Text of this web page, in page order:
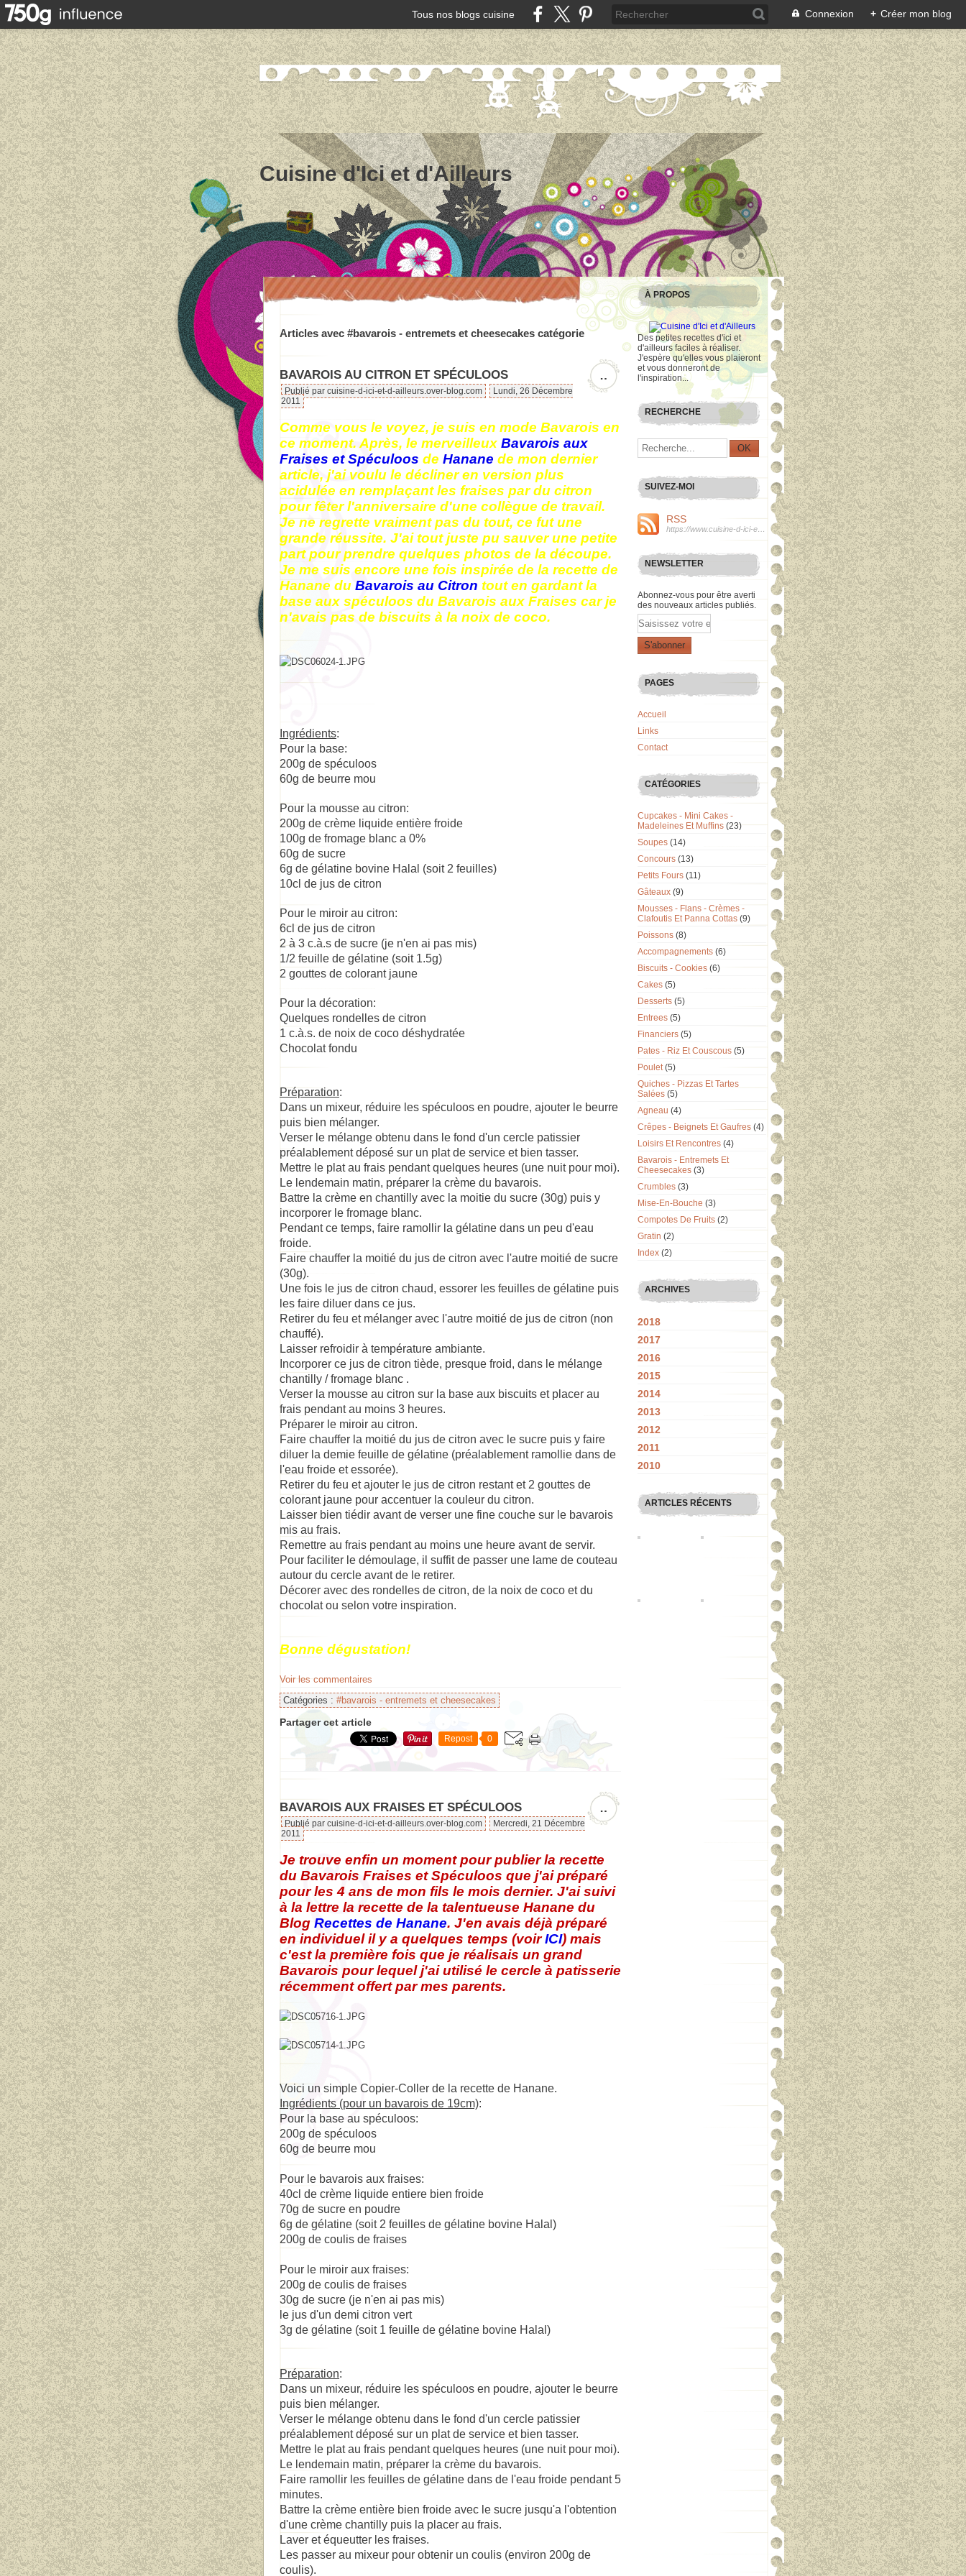
Tous nos blogs cuisine Connexion + Créer mon blog
Cuisine d'Ici et d'Ailleurs
Articles avec #bavarois - entremets et cheesecakes catégorie
…
BAVAROIS AU CITRON ET SPÉCULOOS
Publié par cuisine-d-ici-et-d-ailleurs.over-blog.com
Lundi, 26 Décembre
2011
Comme vous le voyez, je suis en mode Bavarois en
ce moment. Après, le merveilleux Bavarois aux
Fraises et Spéculoos de Hanane de mon dernier
article, j'ai voulu le décliner en version plus
acidulée en remplaçant les fraises par du citron
pour fêter l'anniversaire d'une collègue de travail.
Je ne regrette vraiment pas du tout, ce fut une
grande réussite. J'ai tout juste pu sauver une petite
part pour prendre quelques photos de la découpe.
Je me suis encore une fois inspirée de la recette de
Hanane du Bavarois au Citron tout en gardant la
base aux spéculoos du Bavarois aux Fraises car je
n'avais pas de biscuits à la noix de coco.
Ingrédients:
Pour la base:
200g de spéculoos
60g de beurre mou
Pour la mousse au citron:
200g de crème liquide entière froide
100g de fromage blanc a 0%
60g de sucre
6g de gélatine bovine Halal (soit 2 feuilles)
10cl de jus de citron
Pour le miroir au citron:
6cl de jus de citron
2 à 3 c.à.s de sucre (je n'en ai pas mis)
1/2 feuille de gélatine (soit 1.5g)
2 gouttes de colorant jaune
Pour la décoration:
Quelques rondelles de citron
1 c.à.s. de noix de coco déshydratée
Chocolat fondu
Préparation:
Dans un mixeur, réduire les spéculoos en poudre, ajouter le beurre
puis bien mélanger.
Verser le mélange obtenu dans le fond d'un cercle patissier
préalablement déposé sur un plat de service et bien tasser.
Mettre le plat au frais pendant quelques heures (une nuit pour moi).
Le lendemain matin, préparer la crème du bavarois.
Battre la crème en chantilly avec la moitie du sucre (30g) puis y
incorporer le fromage blanc.
Pendant ce temps, faire ramollir la gélatine dans un peu d'eau
froide.
Faire chauffer la moitié du jus de citron avec l'autre moitié de sucre
(30g).
Une fois le jus de citron chaud, essorer les feuilles de gélatine puis
les faire diluer dans ce jus.
Retirer du feu et mélanger avec l'autre moitié de jus de citron (non
chauffé).
Laisser refroidir à température ambiante.
Incorporer ce jus de citron tiède, presque froid, dans le mélange
chantilly / fromage blanc .
Verser la mousse au citron sur la base aux biscuits et placer au
frais pendant au moins 3 heures.
Préparer le miroir au citron.
Faire chauffer la moitié du jus de citron avec le sucre puis y faire
diluer la demie feuille de gélatine (préalablement ramollie dans de
l'eau froide et essorée).
Retirer du feu et ajouter le jus de citron restant et 2 gouttes de
colorant jaune pour accentuer la couleur du citron.
Laisser bien tiédir avant de verser une fine couche sur le bavarois
mis au frais.
Remettre au frais pendant au moins une heure avant de servir.
Pour faciliter le démoulage, il suffit de passer une lame de couteau
autour du cercle avant de le retirer.
Décorer avec des rondelles de citron, de la noix de coco et du
chocolat ou selon votre inspiration.
Bonne dégustation!
Voir les commentaires
Catégories : #bavarois - entremets et cheesecakes
Partager cet article
Repost 0
…
BAVAROIS AUX FRAISES ET SPÉCULOOS
Publié par cuisine-d-ici-et-d-ailleurs.over-blog.com
Mercredi, 21 Décembre
2011
Je trouve enfin un moment pour publier la recette
du Bavarois Fraises et Spéculoos que j'ai préparé
pour les 4 ans de mon fils le mois dernier. J'ai suivi
à la lettre la recette de la talentueuse Hanane du
Blog Recettes de Hanane. J'en avais déjà préparé
en individuel il y a quelques temps (voirICI) mais
c'est la première fois que je réalisais un grand
Bavarois pour lequel j'ai utilisé le cercle à patisserie
récemment offert par mes parents.
Voici un simple Copier-Coller de la recette de Hanane.
Ingrédients (pour un bavarois de 19cm):
Pour la base au spéculoos:
200g de spéculoos
60g de beurre mou
Pour le bavarois aux fraises:
40cl de crème liquide entiere bien froide
70g de sucre en poudre
6g de gélatine (soit 2 feuilles de gélatine bovine Halal)
200g de coulis de fraises
Pour le miroir aux fraises:
200g de coulis de fraises
30g de sucre (je n'en ai pas mis)
le jus d'un demi citron vert
3g de gélatine (soit 1 feuille de gélatine bovine Halal)
Préparation:
Dans un mixeur, réduire les spéculoos en poudre, ajouter le beurre
puis bien mélanger.
Verser le mélange obtenu dans le fond d'un cercle patissier
préalablement déposé sur un plat de service et bien tasser.
Mettre le plat au frais pendant quelques heures (une nuit pour moi).
Le lendemain matin, préparer la crème du bavarois.
Faire ramollir les feuilles de gélatine dans de l'eau froide pendant 5
minutes.
Battre la crème entière bien froide avec le sucre jusqu'a l'obtention
d'une crème chantilly puis la placer au frais.
Laver et équeutter les fraises.
Les passer au mixeur pour obtenir un coulis (environ 200g de
coulis).
À PROPOS
Des petites recettes d'ici et
d'ailleurs faciles à réaliser.
J'espère qu'elles vous plaieront
et vous donneront de
l'inspiration...
RECHERCHE
SUIVEZ-MOI
RSS
NEWSLETTER
Abonnez-vous pour être averti
des nouveaux articles publiés.
Email
PAGES
Accueil
Links
Contact
CATÉGORIES
Cupcakes - Mini Cakes -
Madeleines Et Muffins (23)
Soupes (14)
Concours (13)
Petits Fours (11)
Gâteaux (9)
Mousses - Flans - Crèmes -
Clafoutis Et Panna Cottas (9)
Poissons (8)
Accompagnements (6)
Biscuits - Cookies (6)
Cakes (5)
Desserts (5)
Entrees (5)
Financiers (5)
Pates - Riz Et Couscous (5)
Poulet(5)
Quiches - Pizzas Et Tartes
Salées (5)
Agneau (4)
Crêpes - Beignets Et Gaufres (4)
Loisirs Et Rencontres (4)
Bavarois - Entremets Et
Cheesecakes (3)
Crumbles (3)
Mise-En-Bouche (3)
Compotes De Fruits (2)
Gratin (2)
Index (2)
ARCHIVES
2018
2017
2016
2015
2014
2013
2012
2011
2010
ARTICLES RÉCENTS